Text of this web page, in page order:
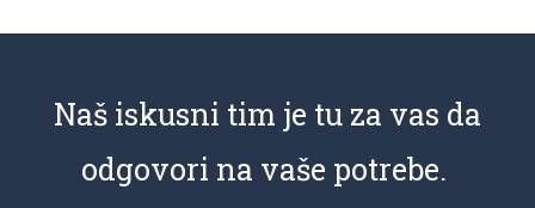
Naš iskusni tim je tu za vas da
odgovori na vaše potrebe.